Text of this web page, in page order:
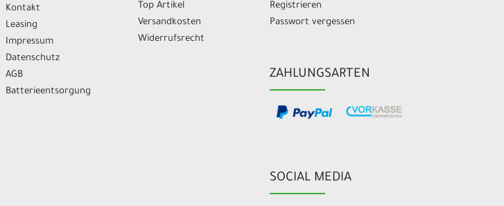
Kontakt
Leasing
Impressum
Datenschutz
AGB
Batterieentsorgung
Top Artikel
Versandkosten
Widerrufsrecht
Registrieren
Passwort vergessen
ZAHLUNGSARTEN
SOCIAL MEDIA